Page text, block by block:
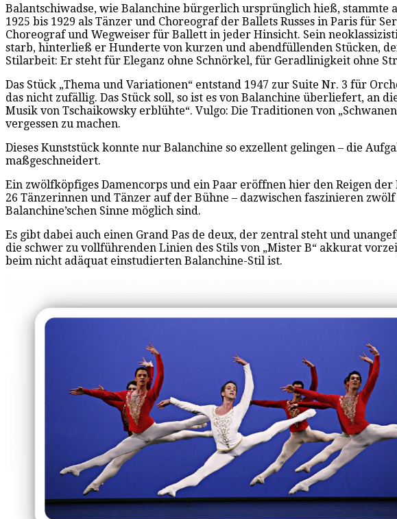
Balantschiwadse, wie Balanchine bürgerlich ursprünglich hieß,
1925 bis 1929 als Tänzer und Choreograf der Ballets Russes in Paris für
Choreograf und Wegweiser für Ballett in jeder Hinsicht. Sein
starb, hinterließ er Hunderte von kurzen und abendfüllenden Stücken,
Stilarbeit: Er steht für Eleganz ohne Schnörkel, für Geradlinigkeit ohne
Das Stück „Thema und Variationen“ entstand 1947 zur Suite Nr. 3 für
das nicht zufällig. Das Stück soll, so ist es von Balanchine überliefert, an
Musik von Tschaikowsky erblühte“. Vulgo: Die Traditionen von
vergessen zu machen.
Dieses Kunststück konnte nur Balanchine so exzellent gelingen – die
maßgeschneidert.
Ein zwölfköpfiges Damencorps und ein Paar eröffnen hier den Reigen
26 Tänzerinnen und Tänzer auf der Bühne – dazwischen faszinieren
Balanchine’schen Sinne möglich sind.
Es gibt dabei auch einen Grand Pas de deux, der zentral steht und
die schwer zu vollführenden Linien des Stils von „Mister B“ akkurat
beim nicht adäquat einstudierten Balanchine-Stil ist.